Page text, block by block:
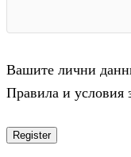
Вашите лични
Правила и условия
Register